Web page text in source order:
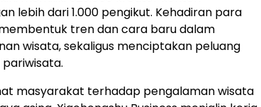
lebih dari 1.000 pengikut. Kehadiran para
tren dan cara baru dalam
wisata, sekaligus menciptakan peluang
masyarakat terhadap pengalaman wisata